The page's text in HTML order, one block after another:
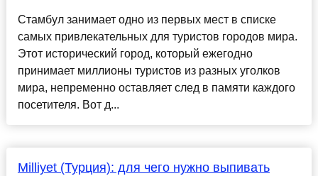
Стамбул занимает одно из первых мест в списке
самых привлекательных для туристов городов мира.
Этот исторический город, который ежегодно
принимает миллионы туристов из разных уголков
мира, непременно оставляет след в памяти каждого
посетителя. Вот д...
Milliyet (Турция): для чего нужно выпивать